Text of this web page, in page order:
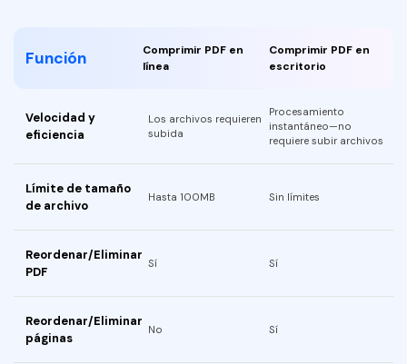
Traducir PDF
Lector de PDF
Detector de IA
Revisar PDF
Función
Comprimir PDF en
línea
Comprimir PDF en
escritorio
Velocidad y
eficiencia
Los archivos requieren
subida
Procesamiento
instantáneo—no
requiere subir archivos
Límite de tamaño
de archivo
Hasta 100MB Sin límites
Reordenar/Eliminar
PDF
Sí Sí
Reordenar/Eliminar
páginas
No Sí